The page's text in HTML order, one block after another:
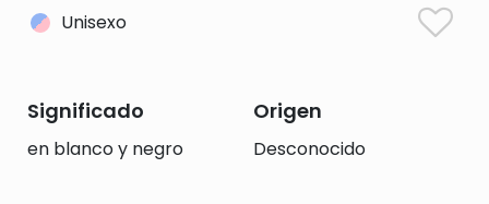
Unisexo
Significado
en blanco y negro
Origen
Desconocido